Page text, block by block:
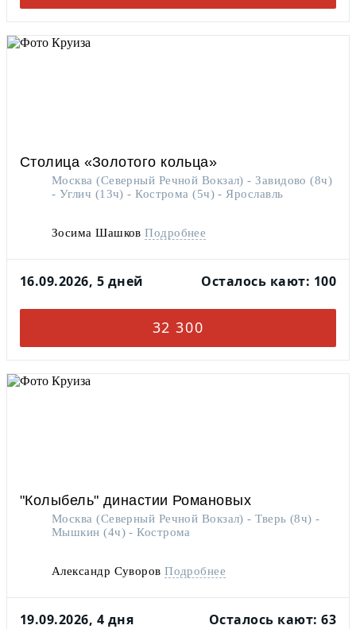
Столица «Золотого кольца»
Москва (Северный Речной Вокзал) - Завидово (8ч)
- Углич (13ч) - Кострома (5ч) - Ярославль
Зосима ШашковПодробнее
16.09.2026, 5 дней Осталось кают: 100
32 300
"Колыбель" династии Романовых
Москва (Северный Речной Вокзал) - Тверь (8ч) -
Мышкин (4ч) - Кострома
Александр СуворовПодробнее
19.09.2026, 4 дня Осталось кают: 63